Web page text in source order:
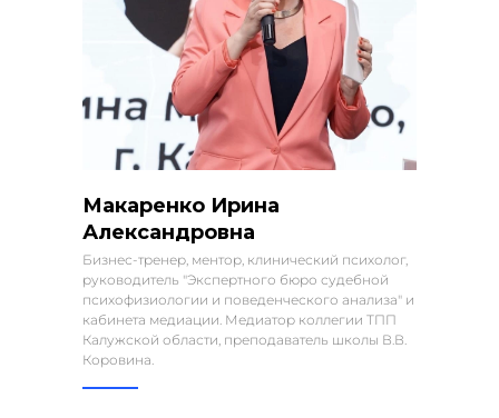
Макаренко Ирина
Александровна
Бизнес-тренер, ментор, клинический психолог,
руководитель "Экспертного бюро судебной
психофизиологии и поведенческого анализа" и
кабинета медиации. Медиатор коллегии ТПП
Калужской области, преподаватель школы В.В.
Коровина.